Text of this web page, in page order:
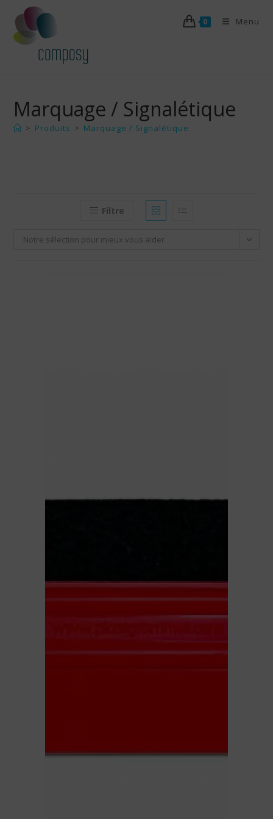
content
0 Menu
Marquage / Signalétique
> Produits > Marquage / Signalétique
Filtre
Notre sélection pour mieux vous aider